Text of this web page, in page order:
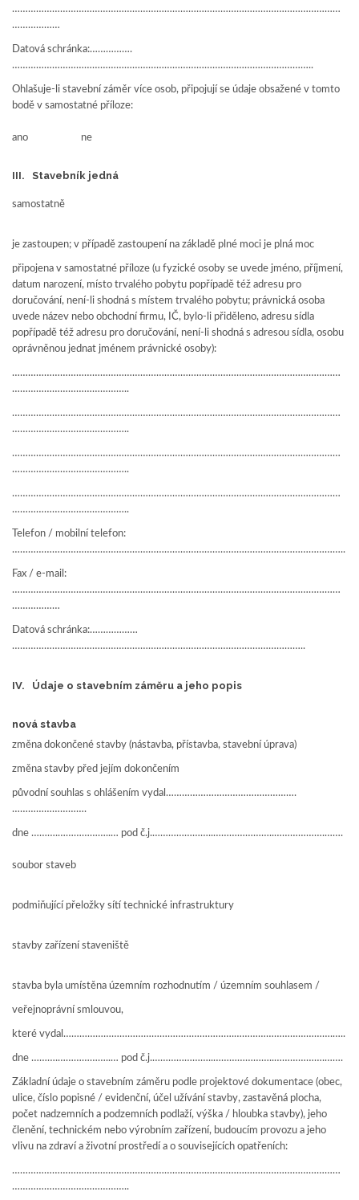
……………………………………………………………………………………………………………
………………
Datová schránka:…………….
…………………………………………………………………………………………………..
Ohlašuje-li stavební záměr více osob, připojují se údaje obsažené v tomto
bodě v samostatné příloze:
ano ne
III. Stavebník jedná
samostatně
je zastoupen; v případě zastoupení na základě plné moci je plná moc
připojena v samostatné příloze (u fyzické osoby se uvede jméno, příjmení,
datum narození, místo trvalého pobytu popřípadě též adresu pro
doručování, není-li shodná s místem trvalého pobytu; právnická osoba
uvede název nebo obchodní firmu, IČ, bylo-li přiděleno, adresu sídla
popřípadě též adresu pro doručování, není-li shodná s adresou sídla, osobu
oprávněnou jednat jménem právnické osoby):
……………………………………………………………………………………………………………
……………………………………..
……………………………………………………………………………………………………………
……………………………………..
……………………………………………………………………………………………………………
……………………………………..
……………………………………………………………………………………………………………
……………………………………..
Telefon / mobilní telefon:
……………………………………………………………………………………………………………..
Fax / e-mail:
……………………………………………………………………………………………………………
………………
Datová schránka:………………
………………………………………………………………………………………………..
IV. Údaje o stavebním záměru a jeho popis
nová stavba
změna dokončené stavby (nástavba, přístavba, stavební úprava)
změna stavby před jejím dokončením
původní souhlas s ohlášením vydal………………………………………….
……………………….
dne ……….………………..… pod č.j.…………………..…………………..……………….…….
soubor staveb
podmiňující přeložky sítí technické infrastruktury
stavby zařízení staveniště
stavba byla umístěna územním rozhodnutím / územním souhlasem /
veřejnoprávní smlouvou,
které vydal……………………………………………………….……………………………….…..
dne ……….………………..… pod č.j.…………………..…………………..……………….…….
Základní údaje o stavebním záměru podle projektové dokumentace (obec,
ulice, číslo popisné / evidenční, účel užívání stavby, zastavěná plocha,
počet nadzemních a podzemních podlaží, výška / hloubka stavby), jeho
členění, technickém nebo výrobním zařízení, budoucím provozu a jeho
vlivu na zdraví a životní prostředí a o souvisejících opatřeních:
……………………………………………………………………………………………………………
……………………………………..